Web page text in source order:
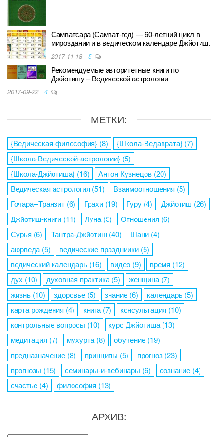
Самватсара (Самват-год) — 60-летний цикл в
мироздании и в ведическом календаре Джйотиш.
2017-11-18 5
Рекомендуемые авторитетные книги по
Джйотишу – Ведической астрологии
2017-09-22 4
МЕТКИ:
{Ведическая-философия} (8) {Школа-Ведаврата} (7)
{Школа-Ведической-астрологии} (5)
{Школа-Джйотиша} (16) Антон Кузнецов (20)
Ведическая астрология (51) Взаимоотношения (5)
Гочара--Транзит (6) Грахи (19) Гуру (4) Джйотиш (26)
Джйотиш-книги (11) Луна (5) Отношения (6)
Сурья (6) Тантра-Джйотиш (40) Шани (4)
аюрведа (5) ведические праздниики (5)
ведический календарь (16) видео (9) время (12)
дух (10) духовная практика (5) женщина (7)
жизнь (10) здоровье (5) знание (6) календарь (5)
карта рождения (4) книга (7) консультация (10)
контрольные вопросы (10) курс Джйотиша (13)
медитация (7) мухурта (8) обучение (19)
предназначение (8) принципы (5) прогноз (23)
прогнозы (15) семинары-и-вебинары (6) сознание (4)
счастье (4) философия (13)
АРХИВ: